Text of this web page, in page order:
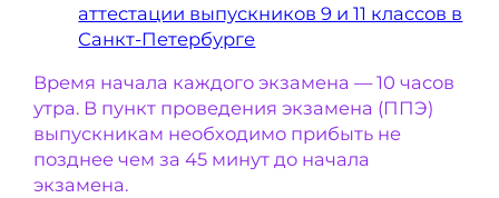
аттестации выпускников 9 и 11 классов в
Санкт-Петербурге
Время начала каждого экзамена — 10 часов
утра. В пункт проведения экзамена (ППЭ)
выпускникам необходимо прибыть не
позднее чем за 45 минут до начала
экзамена.